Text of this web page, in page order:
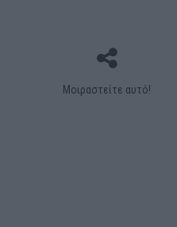
Μοιραστείτε αυτό!